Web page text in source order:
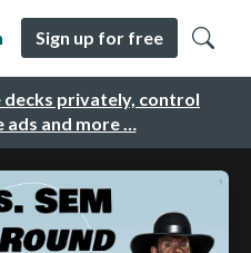
decks privately, control
ads and more …
Sign up for free